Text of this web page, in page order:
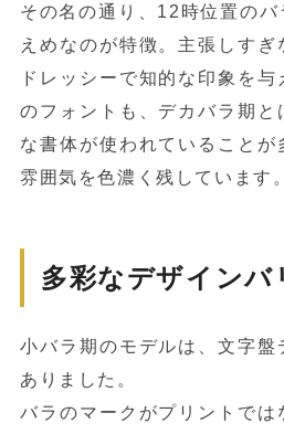
その名の通り、12時位置の
えめなのが特徴。主張しすぎ
ドレッシーで知的な印象を
のフォントも、デカバラ期と
な書体が使われていること
雰囲気を色濃く残しています。
多彩なデザインバ
小バラ期のモデルは、文字盤
ありました。
バラのマークがプリントでは